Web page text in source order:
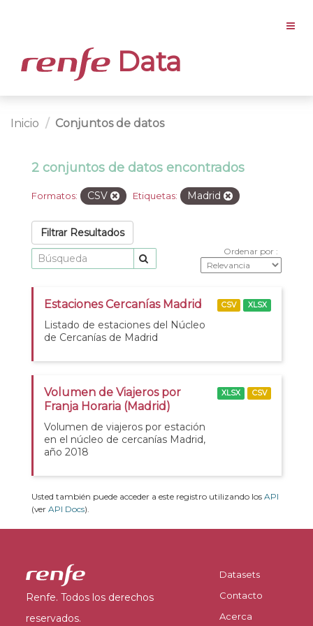
Data
Inicio Conjuntos de datos
2 conjuntos de datos encontrados
Formatos: CSV Etiquetas: Madrid
Filtrar Resultados
Ordenar por
Estaciones Cercanías Madrid
Listado de estaciones del Núcleo
de Cercanías de Madrid
CSV XLSX
Volumen de Viajeros por
Franja Horaria (Madrid)
Volumen de viajeros por estación
en el núcleo de cercanías Madrid,
año 2018
XLSX CSV
Usted también puede acceder a este registro utilizando los API
(ver API Docs).
Renfe. Todos los derechos
reservados.
Datasets
Contacto
Acerca